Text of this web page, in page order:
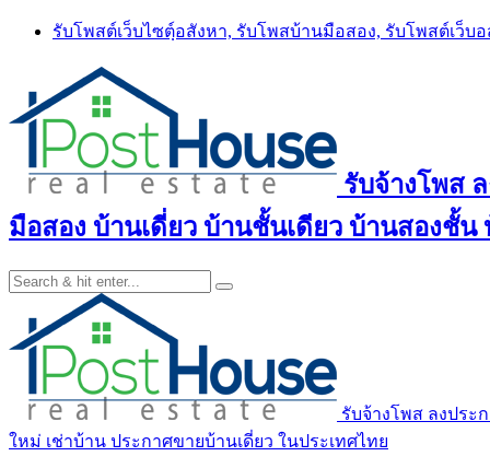
Skip
รับโพสต์เว็บไซตฺ์อสังหา, รับโพสบ้านมือสอง, รับโพสต์เว็บ
รับจ้างโพส
มือสอง บ้านเดี่ยว บ้านชั้นเดียว บ้านสองชั้น
รับจ้างโพส ลงปร
ใหม่ เช่าบ้าน ประกาศขายบ้านเดี่ยว ในประเทศไทย